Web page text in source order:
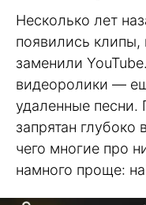
Несколько лет
появились клипы,
заменили
видеоролики —
удаленные
запрятан
чего многие про
намного проще: